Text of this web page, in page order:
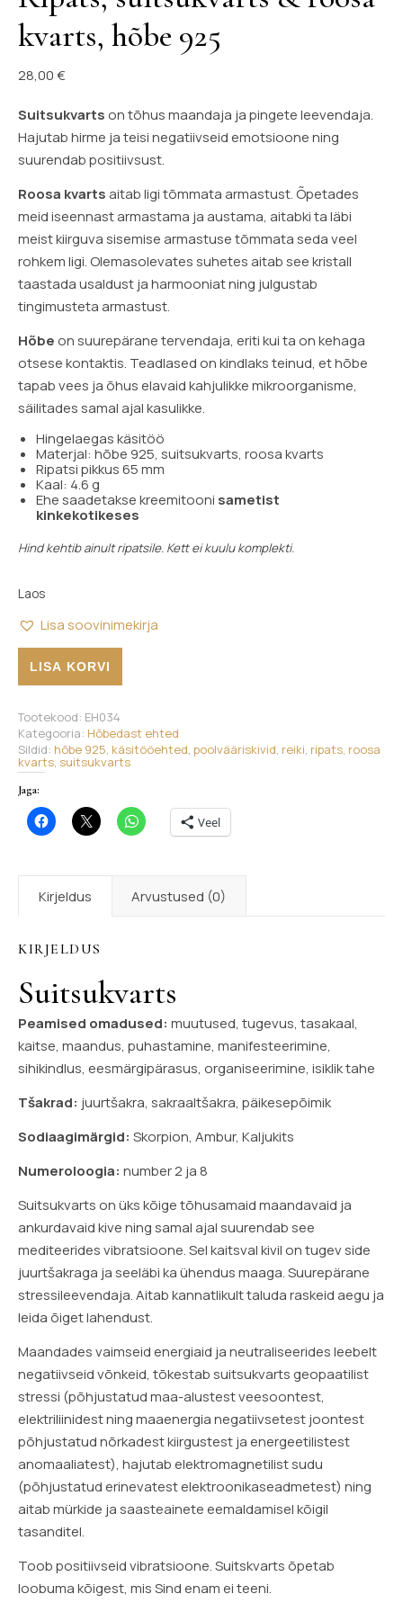
kvarts, hõbe 925
28,00€
Suitsukvarts on tõhus maandaja ja pingete leevendaja.
Hajutab hirme ja teisi negatiivseid emotsioone ning
suurendab positiivsust.
Roosa kvartsaitab ligi tõmmata armastust. Õpetades
meid iseennast armastama ja austama, aitabki ta läbi
meist kiirguva sisemise armastuse tõmmata seda veel
rohkem ligi. Olemasolevates suhetes aitab see kristall
taastada usaldust ja harmooniat ning julgustab
tingimusteta armastust.
Hõbe on suurepärane tervendaja, eriti kui ta on kehaga
otsese kontaktis. Teadlased on kindlaks teinud, et hõbe
tapab vees ja õhus elavaid kahjulikke mikroorganisme,
säilitades samal ajal kasulikke.
Hingelaegas käsitöö
Materjal: hõbe 925, suitsukvarts, roosa kvarts
Ripatsi pikkus 65 mm
Kaal: 4.6 g
Ehe saadetakse kreemitooni sametist
kinkekotikeses
Hind kehtib ainult ripatsile. Kett ei kuulu komplekti.
Laos
Lisa soovinimekirja
LISA KORVI
Tootekood: EH034
Kategooria: Hõbedast ehted
Sildid: hõbe 925, käsitööehted, poolvääriskivid, reiki, ripats, roosa
kvarts, suitsukvarts
Jaga:
Veel
Kirjeldus Arvustused (0)
KIRJELDUS
Suitsukvarts
Peamised omadused: muutused, tugevus, tasakaal,
kaitse, maandus, puhastamine, manifesteerimine,
sihikindlus, eesmärgipärasus, organiseerimine, isiklik tahe
Tšakrad: juurtšakra, sakraaltšakra, päikesepõimik
Sodiaagimärgid: Skorpion, Ambur, Kaljukits
Numeroloogia: number 2 ja 8
Suitsukvarts on üks kõige tõhusamaid maandavaid ja
ankurdavaid kive ning samal ajal suurendab see
mediteerides vibratsioone. Sel kaitsval kivil on tugev side
juurtšakraga ja seeläbi ka ühendus maaga. Suurepärane
stressileevendaja. Aitab kannatlikult taluda raskeid aegu ja
leida õiget lahendust.
Maandades vaimseid energiaid ja neutraliseerides leebelt
negatiivseid võnkeid, tõkestab suitsukvarts geopaatilist
stressi (põhjustatud maa-alustest veesoontest,
elektriliinidest ning maaenergia negatiivsetest joontest
põhjustatud nõrkadest kiirgustest ja energeetilistest
anomaaliatest), hajutab elektromagnetilist sudu
(põhjustatud erinevatest elektroonikaseadmetest) ning
aitab mürkide ja saasteainete eemaldamisel kõigil
tasanditel.
Toob positiivseid vibratsioone. Suitskvarts õpetab
loobuma kõigest, mis Sind enam ei teeni.